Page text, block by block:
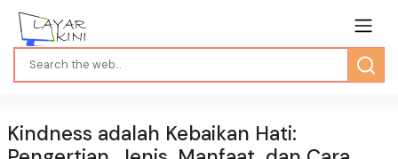
Kindness adalah Kebaikan Hati: